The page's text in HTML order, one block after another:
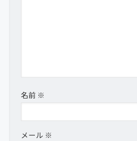
名前 ※
メール ※